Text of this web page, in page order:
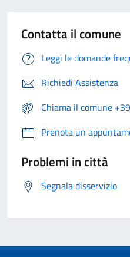
Contatta il comune
Leggi le domande
Richiedi Assistenza
Chiama il comune
Prenota un
Problemi in città
Segnala disservizio